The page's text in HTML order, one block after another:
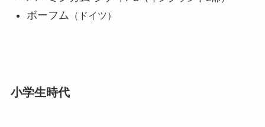
ボーフム （ドイツ）
小学生時代